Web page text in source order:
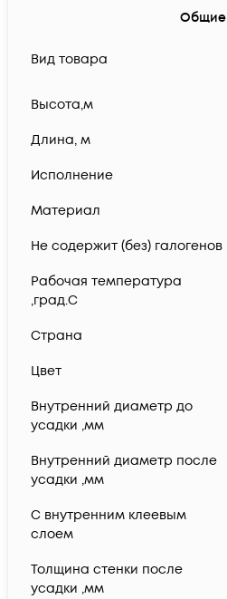
Общие
Вид товара
Высота,м
Длина, м
Исполнение
Материал
Не содержит (без) галогенов
Рабочая температура
,град.C
Страна
Цвет
Внутренний диаметр до
усадки ,мм
Внутренний диаметр после
усадки ,мм
С внутренним клеевым
слоем
Толщина стенки после
усадки ,мм